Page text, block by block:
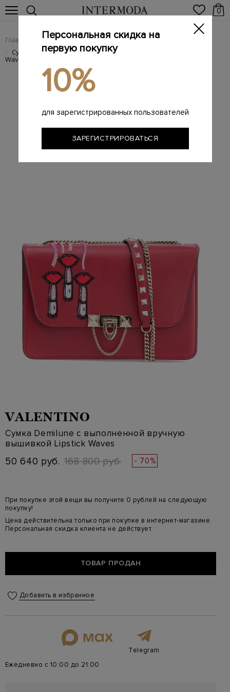
0
Главная Женщинам / Женские сумки из натуральной кожи
/ Сумка Demilune с выполненной вручную вышивкой Lipstick
Waves
VALENTINO
Сумка Demilune с выполненной вручную
вышивкой Lipstick Waves
50 640 руб. 168 800 руб. - 70%
При покупке этой вещи вы получите 0 рублей на следующую
покупку!
Цена действительна только при покупке в интернет-магазине.
Персональная скидка клиента не действует.
ТОВАР ПРОДАН
Добавить в избранное
Telegram
Ежедневно с 10:00 до 21:00
Персональная скидка на
первую покупку
10%
для зарегистрированных пользователей
ЗАРЕГИСТРИРОВАТЬСЯ